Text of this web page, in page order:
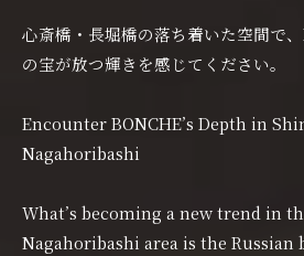
心斎橋・長堀橋の落ち着いた空間で
の宝が放つ輝きを感じてください。
Encounter BONCHE’s Depth in
Nagahoribashi
What’s becoming a new trend in
Nagahoribashi area is the Russian